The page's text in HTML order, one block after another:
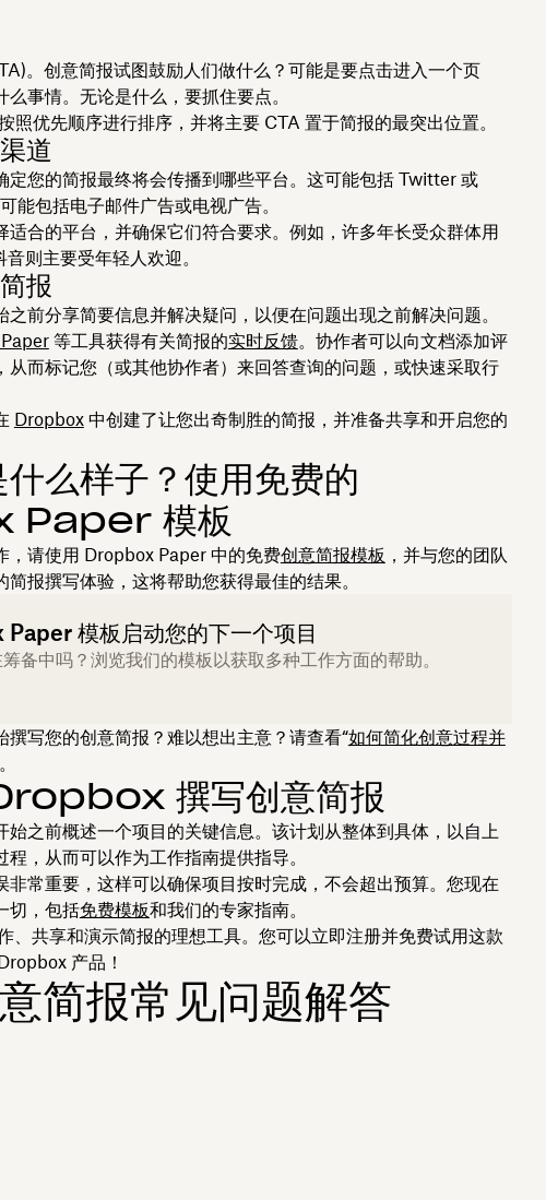
。创意简报试图鼓励人们做什么？可能是要点击进入一个页
事情。无论是什么，要抓住要点。
照优先顺序进行排序，并将主要 CTA 置于简报的最突出位置。
道
定您的简报最终将会传播到哪些平台。这可能包括 Twitter 或
能包括电子邮件广告或电视广告。
适合的平台，并确保它们符合要求。例如，许多年长受众群体用
则主要受年轻人欢迎。
报
前分享简要信息并解决疑问，以便在问题出现之前解决问题。
等工具获得有关简报的实时反馈。协作者可以向文档添加评
从而标记您（或其他协作者）来回答查询的问题，或快速采取行
Dropbox中创建了让您出奇制胜的简报，并准备共享和开启您的
么样子？使用免费的
Paper 模板
，请使用 Dropbox Paper 中的免费创意简报模板 ，并与您的团队
报撰写体验，这将帮助您获得最佳的结果。
模板启动您的下一个项目
备中吗？浏览我们的模板以获取多种工作方面的帮助。
撰写您的创意简报？难以想出主意？请查看“如何简化创意过程并
撰写创意简报
始之前概述一个项目的关键信息。该计划从整体到具体，以自上
，从而可以作为工作指南提供指导。
非常重要，这样可以确保项目按时完成，不会超出预算。您现在
切，包括免费模板和我们的专家指南。
、共享和演示简报的理想工具。您可以立即注册并免费试用这款
产品！
简报常见问题解答